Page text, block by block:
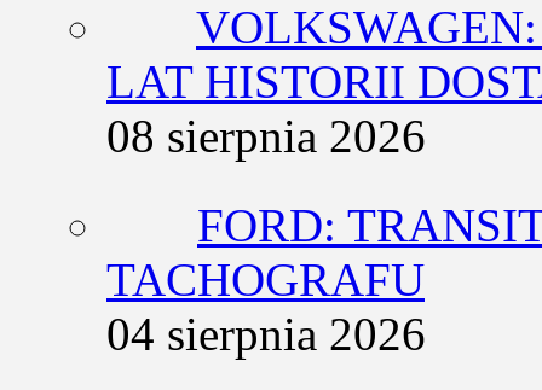
LAT HISTORII
08 sierpnia 2026
FORD:
TACHOGRAFU
04 sierpnia 2026